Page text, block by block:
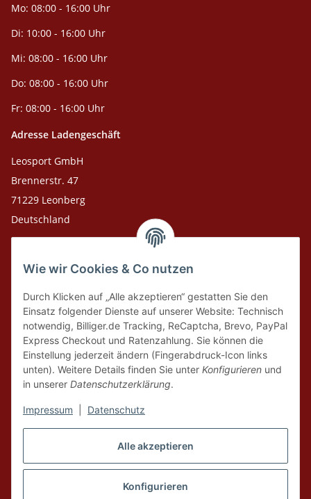
Alle akzeptieren
Konfigurieren
Wie wir Cookies & Co nutzen
Durch Klicken auf „Alle akzeptieren“ gestatten Sie den
Einsatz folgender Dienste auf unserer Website: Technisch
notwendig, Billiger.de Tracking, ReCaptcha, Brevo, PayPal
Express Checkout und Ratenzahlung. Sie können die
Einstellung jederzeit ändern (Fingerabdruck-Icon links
unten). Weitere Details finden Sie unter Konfigurieren und
in unserer Datenschutzerklärung.
Impressum Datenschutz
Mo: 08:00 - 16:00 Uhr
Di: 10:00 - 16:00 Uhr
Mi: 08:00 - 16:00 Uhr
Do: 08:00 - 16:00 Uhr
Fr: 08:00 - 16:00 Uhr
Adresse Ladengeschäft
Leosport GmbH
Brennerstr. 47
71229 Leonberg
Deutschland
Leosport GmbH
75378 Bad Liebenzell
Tel. Laden 07152-909493
Tel. Versandlager 07052-9344380
Vertrag widerrufen
* Alle Preise inkl. gesetzlicher USt., zzgl.Versandaus Lager Bad Liebenzell.
Die angegebenen Preise sind Online-Preise, Ladenpreise und Produkte vor